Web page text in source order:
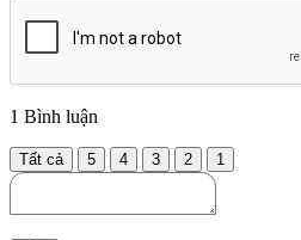
1 Bình luận
Tất cả 5 4 3 2 1